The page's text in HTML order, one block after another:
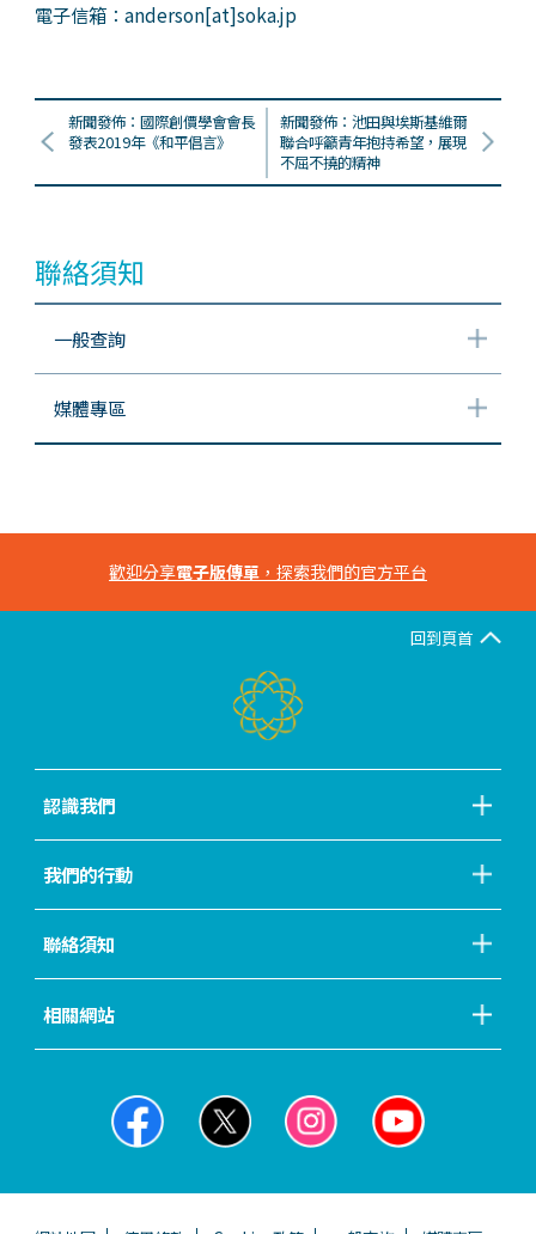
電子信箱：anderson[at]soka.jp
新聞發佈：國際創價學會會長
發表2019年《和平倡言》
新聞發佈：池田與埃斯基維爾
聯合呼籲青年抱持希望，展現
不屈不撓的精神
聯絡須知
一般查詢
媒體專區
歡迎分享電子版傳單 ，探索我們的官方平台
回到頁首
認識我們
我們的行動
聯絡須知
相關網站